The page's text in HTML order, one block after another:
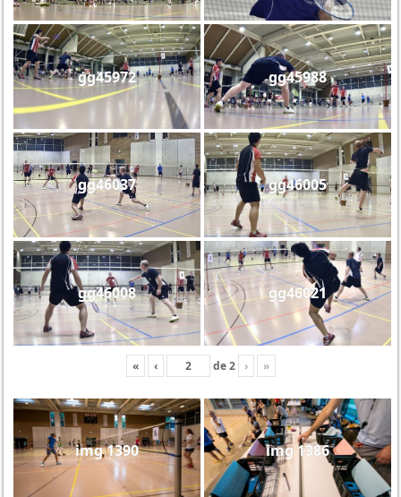
gg45972 gg45988
gg46037 gg46005
gg46008 gg46021
« ‹ de2 › »
img 1390 img 1386